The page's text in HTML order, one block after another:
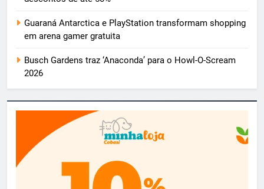
Guaraná Antarctica e PlayStation transformam shopping
em arena gamer gratuita
Busch Gardens traz ‘Anaconda’ para o Howl-O-Scream
2026